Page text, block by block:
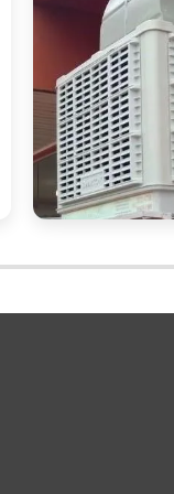
para
de doenças
industriais e
do ambiente